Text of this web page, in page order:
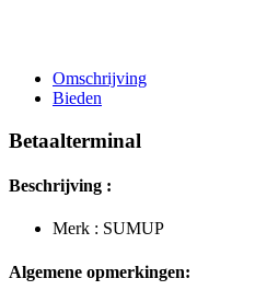
Omschrijving
Bieden
Betaalterminal
Beschrijving :
Merk : SUMUP
Algemene opmerkingen: